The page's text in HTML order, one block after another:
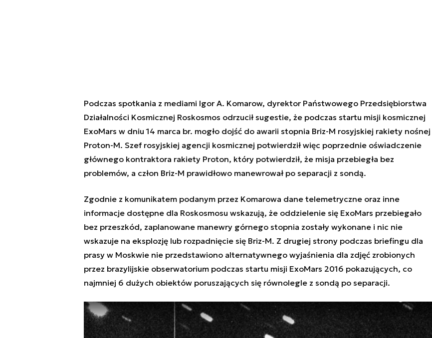
Podczas spotkania z mediami Igor A. Komarow, dyrektor Państwowego Przedsiębiorstwa
Działalności Kosmicznej Roskosmos odrzucił sugestie, że podczas startu misji kosmicznej
ExoMars w dniu 14 marca br. mogło dojść do awarii stopnia Briz-M rosyjskiej rakiety nośnej
Proton-M. Szef rosyjskiej agencji kosmicznej potwierdził więc poprzednie oświadczenie
głównego kontraktora rakiety Proton, który potwierdził, że misja przebiegła bez
problemów, a człon Briz-M prawidłowo manewrował po separacji z sondą.
Zgodnie z komunikatem podanym przez Komarowa dane telemetryczne oraz inne
informacje dostępne dla Roskosmosu wskazują, że oddzielenie się ExoMars przebiegało
bez przeszkód, zaplanowane manewry górnego stopnia zostały wykonane i nic nie
wskazuje na eksplozję lub rozpadnięcie się Briz-M. Z drugiej strony podczas briefingu dla
prasy w Moskwie nie przedstawiono alternatywnego wyjaśnienia dla zdjęć zrobionych
przez brazylijskie obserwatorium podczas startu misji ExoMars 2016 pokazujących, co
najmniej 6 dużych obiektów poruszających się równolegle z sondą po separacji.